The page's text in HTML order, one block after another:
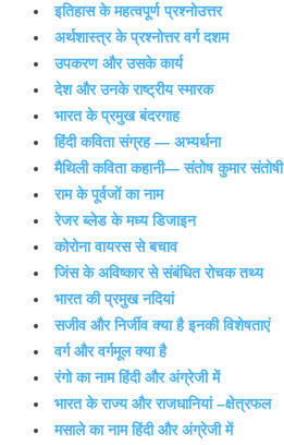
इतिहास के महत्वपूर्ण प्रश्नोउत्तर
अर्थशास्त्र के प्रश्नोत्तर वर्ग दशम
उपकरण और उसके कार्य
देश और उनके राष्ट्रीय स्मारक
भारत के प्रमुख बंदरगाह
हिंदी कविता संग्रह — अभ्यर्थना
मैथिली कविता कहानी— संतोष कुमार संतोषी
राम के पूर्वजों का नाम
रेजर ब्लेड के मध्य डिजाइन
कोरोना वायरस से बचाव
जिंस के अविष्कार से संबंधित रोचक तथ्य
भारत की प्रमुख नदियां
सजीव और निर्जीव क्या है इनकी विशेषताएं
वर्ग और वर्गमूल क्या है
रंगो का नाम हिंदी और अंग्रेजी में
भारत के राज्य और राजधानियां –क्षेत्रफल
मसाले का नाम हिंदी और अंग्रेजी में